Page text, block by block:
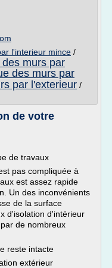
l'interieur mince /
murs par
des murs par
par l'exterieur /
de votre
de travaux
pas compliquée à
est assez rapide
Un des inconvénients
de la surface
d'isolation d'intérieur
de nombreux
reste intacte
extérieur